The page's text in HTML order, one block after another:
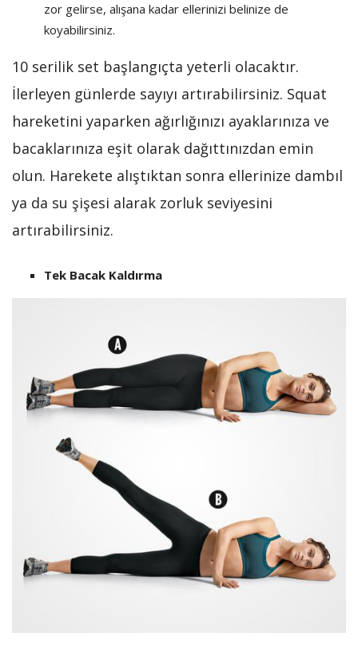
zor gelirse, alışana kadar ellerinizi belinize de
koyabilirsiniz.
10 serilik set başlangıçta yeterli olacaktır.
İlerleyen günlerde sayıyı artırabilirsiniz. Squat
hareketini yaparken ağırlığınızı ayaklarınıza ve
bacaklarınıza eşit olarak dağıttınızdan emin
olun. Harekete alıştıktan sonra ellerinize dambıl
ya da su şişesi alarak zorluk seviyesini
artırabilirsiniz.
Tek Bacak Kaldırma